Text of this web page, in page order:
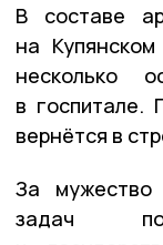
В составе
на
несколько
в госпитале.
вернётся в
За мужество
задач